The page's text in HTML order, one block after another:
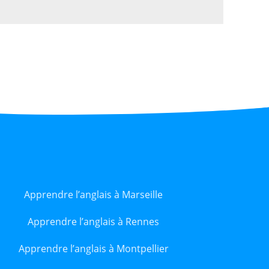
Apprendre l’anglais à Marseille
Apprendre l’anglais à Rennes
Apprendre l’anglais à Montpellier